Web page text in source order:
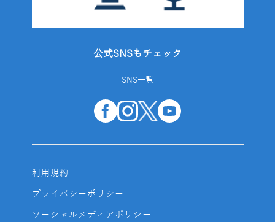
公式SNSもチェック
SNS一覧
利用規約
プライバシーポリシー
ソーシャルメディアポリシー